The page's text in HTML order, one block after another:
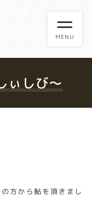
ぃしび～
方から鮎を頂きまし